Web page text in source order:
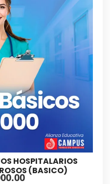
HOSPITALARIOS
(BASICO)